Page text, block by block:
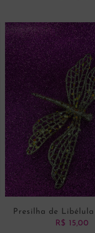
ADICIONAR AO
Presilha de
R$ 15,00